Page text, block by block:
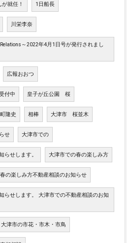
就任！ 1日船長
川栄李奈
～2022年4月1日号が発行されまし
広報おおつ
付中 皇子が丘公園 桜
隆史 相棒 大津市 桜並木
せ 大津市での
らせします。 大津市での春の楽しみ方
の楽しみ方不動産相談のお知らせ
らせします。 大津市での不動産相談のお知
大津市の市花・市木・市鳥